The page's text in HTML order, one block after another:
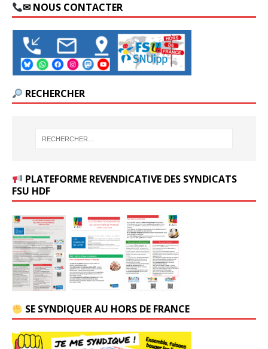
✉ NOUS CONTACTER
RECHERCHER
PLATEFORME REVENDICATIVE DES SYNDICATS
FSU HDF
SE SYNDIQUER AU HORS DE FRANCE